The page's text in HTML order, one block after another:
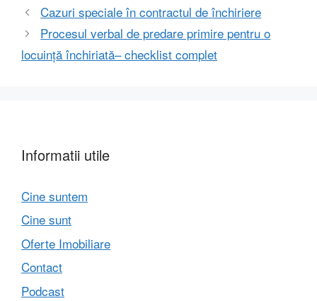
Cazuri speciale în contractul de închiriere
Procesul verbal de predare primire pentru o
locuință închiriată– checklist complet
Informatii utile
Cine suntem
Cine sunt
Oferte Imobiliare
Contact
Podcast